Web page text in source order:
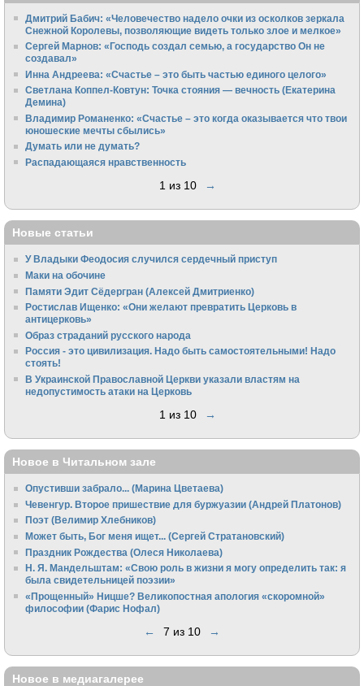
Дмитрий Бабич: «Человечество надело очки из осколков зеркала
Снежной Королевы, позволяющие видеть только злое и мелкое»
Сергей Марнов: «Господь создал семью, а государство Он не
создавал»
Инна Андреева: «Счастье – это быть частью единого целого»
Светлана Коппел-Ковтун: Точка стояния — вечность (Екатерина
Демина)
Владимир Романенко: «Счастье – это когда оказывается что твои
юношеские мечты сбылись»
Думать или не думать?
Распадающаяся нравственность
1 из 10 →
Новые статьи
У Владыки Феодосия случился сердечный приступ
Маки на обочине
Памяти Эдит Сёдергран (Алексей Дмитриенко)
Ростислав Ищенко: «Они желают превратить Церковь в
антицерковь»
Образ страданий русского народа
Россия - это цивилизация. Надо быть самостоятельными! Надо
стоять!
В Украинской Православной Церкви указали властям на
недопустимость атаки на Церковь
1 из 10 →
Новое в Читальном зале
Опустивши забрало... (Марина Цветаева)
Чевенгур. Второе пришествие для буржуазии (Андрей Платонов)
Поэт (Велимир Хлебников)
Может быть, Бог меня ищет... (Сергей Стратановский)
Праздник Рождества (Олеся Николаева)
Н. Я. Мандельштам: «Свою pоль в жизни я могу опpеделить так: я
была свидетельницей поэзии»
«Прощенный» Ницше? Великопостная апология «скоромной»
философии (Фарис Нофал)
← 7 из 10 →
Новое в медиагалерее